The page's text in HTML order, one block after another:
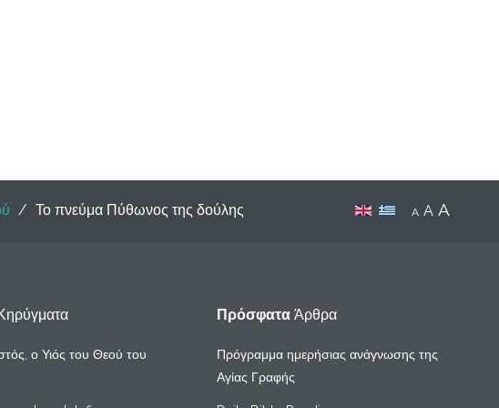
A A A
/ Το πνεύμα Πύθωνος της δούλης
ο Υιός του Θεού του
Πρόσφατα Άρθρα
Πρόγραμμα ημερήσιας ανάγνωσης της
Αγίας Γραφής